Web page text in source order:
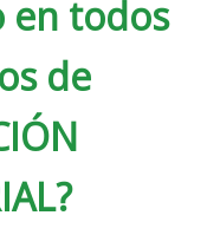
todos
de